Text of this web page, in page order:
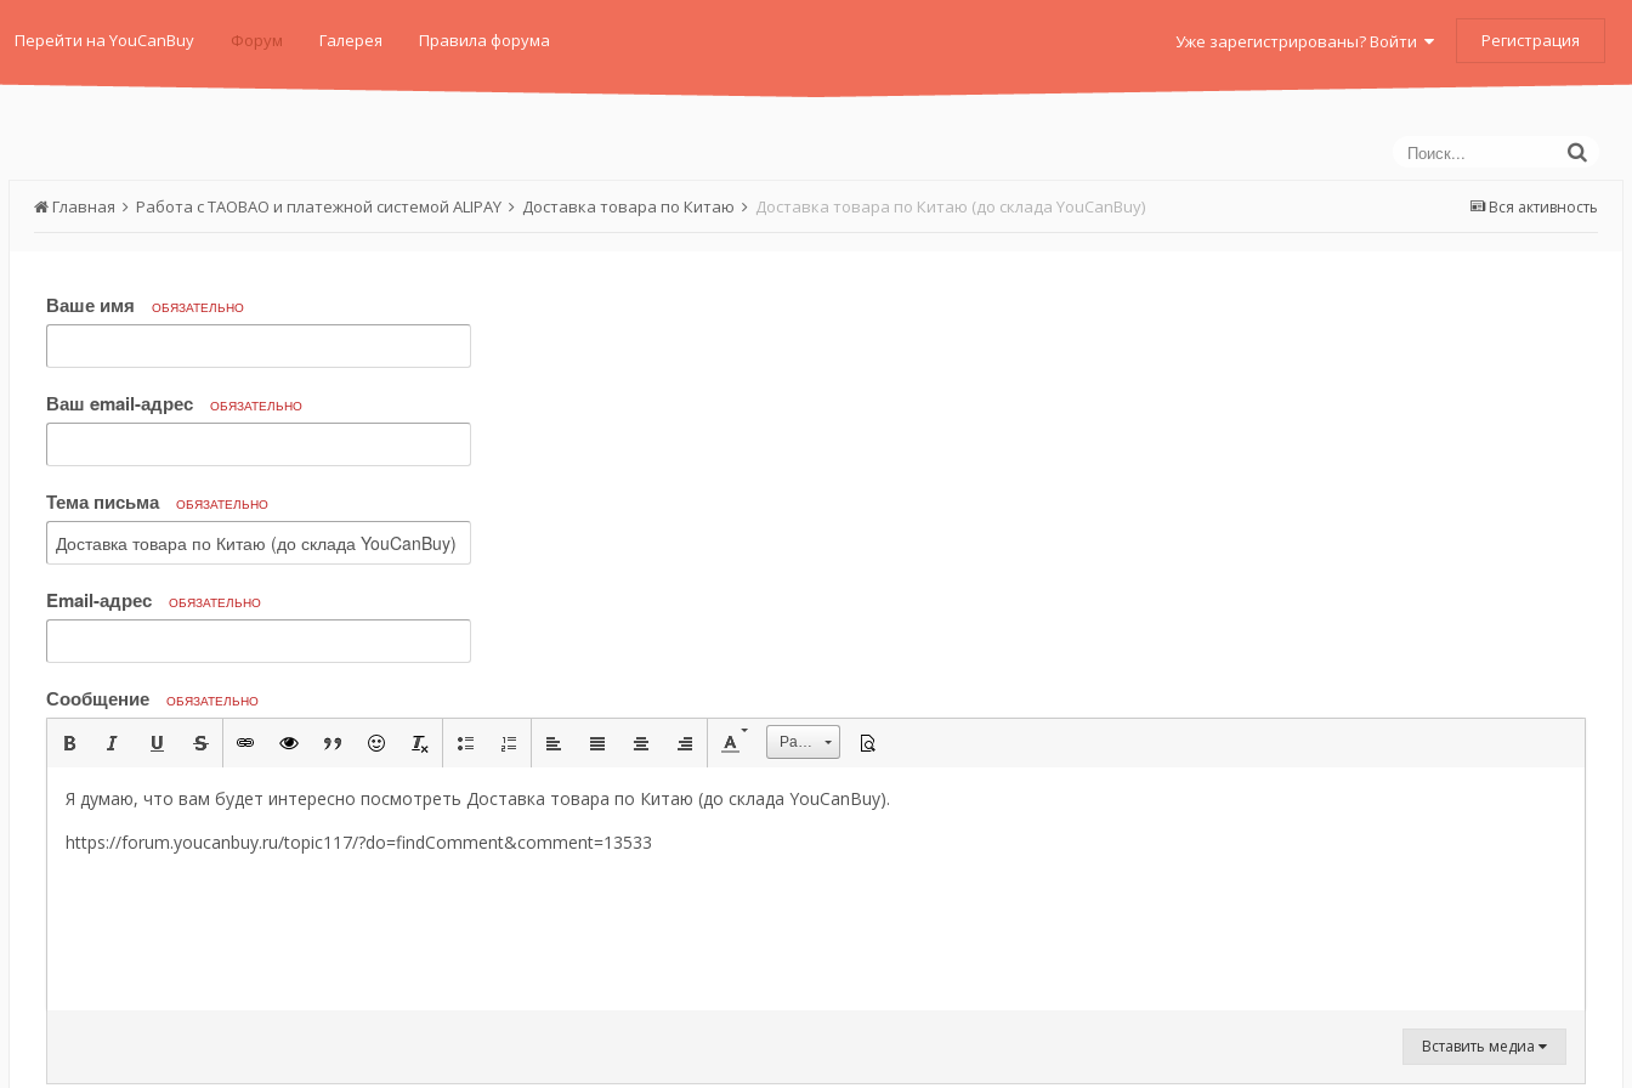
Перейти на YouCanBuy Форум Галерея Правила форума Уже зарегистрированы? Войти Регистрация
Вся активность
Главная Работа с TAOBAO и платежной системой ALIPAY Доставка товара по Китаю Доставка товара по Китаю (до склада YouCanBuy)
Ваше имя ОБЯЗАТЕЛЬНО
Ваш email-адрес ОБЯЗАТЕЛЬНО
Тема письма ОБЯЗАТЕЛЬНО
Email-адрес ОБЯЗАТЕЛЬНО
Сообщение ОБЯЗАТЕЛЬНО
Размер
Я думаю, что вам будет интересно посмотреть Доставка товара по Китаю (до склада YouCanBuy).
https://forum.youcanbuy.ru/topic117/?do=findComment&comment=13533
Вставить медиа